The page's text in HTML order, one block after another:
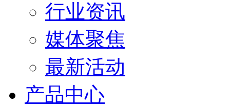
行业资讯
媒体聚焦
最新活动
产品中心